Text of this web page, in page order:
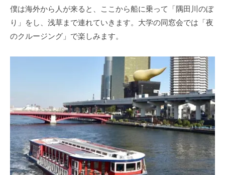
僕は海外から人が来ると、ここから船に乗って「隅田川のぼ
り」をし、浅草まで連れていきます。大学の同窓会では「夜
のクルージング」で楽しみます。